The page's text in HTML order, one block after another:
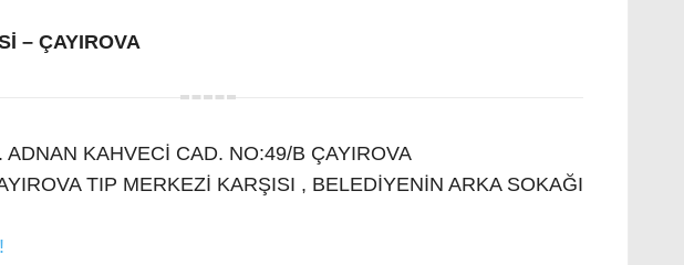
– ÇAYIROVA
KAHVECİ CAD. NO:49/B ÇAYIROVA
TIP MERKEZİ KARŞISI , BELEDİYENİN ARKA SOKAĞI